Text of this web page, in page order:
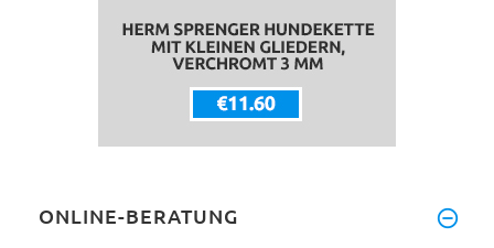
ONLINE-BERATUNG